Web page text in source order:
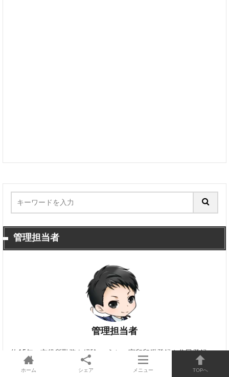
管理担当者
管理担当者
約15年の市役所勤務を経験。 うち、実印印鑑登録や住民登録、
マイナンバーや戸籍業務を4年、登録した印鑑は1000本を超え
ホーム シェア メニュー TOPへ